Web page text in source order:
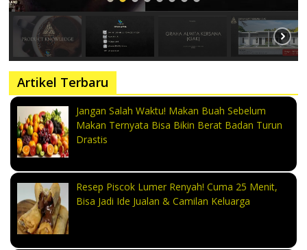
Artikel Terbaru
Jangan Salah Waktu! Makan Buah Sebelum
Makan Ternyata Bisa Bikin Berat Badan Turun
Drastis
Resep Piscok Lumer Renyah! Cuma 25 Menit,
Bisa Jadi Ide Jualan & Camilan Keluarga